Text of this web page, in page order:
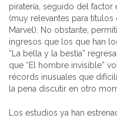
piratería, seguido del factor
(muy relevantes para
Marvel). No obstante,
ingresos que los que han
“La bella y la bestia”
que “El hombre invisible”
récords inusuales que
la pena discutir en otro
Los estudios ya han